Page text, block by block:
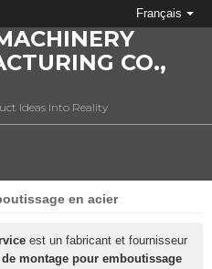
Français
CO.,
Ideas Into Reality
en acier
est un fabricant et fournisseur
de montage pour emboutissage